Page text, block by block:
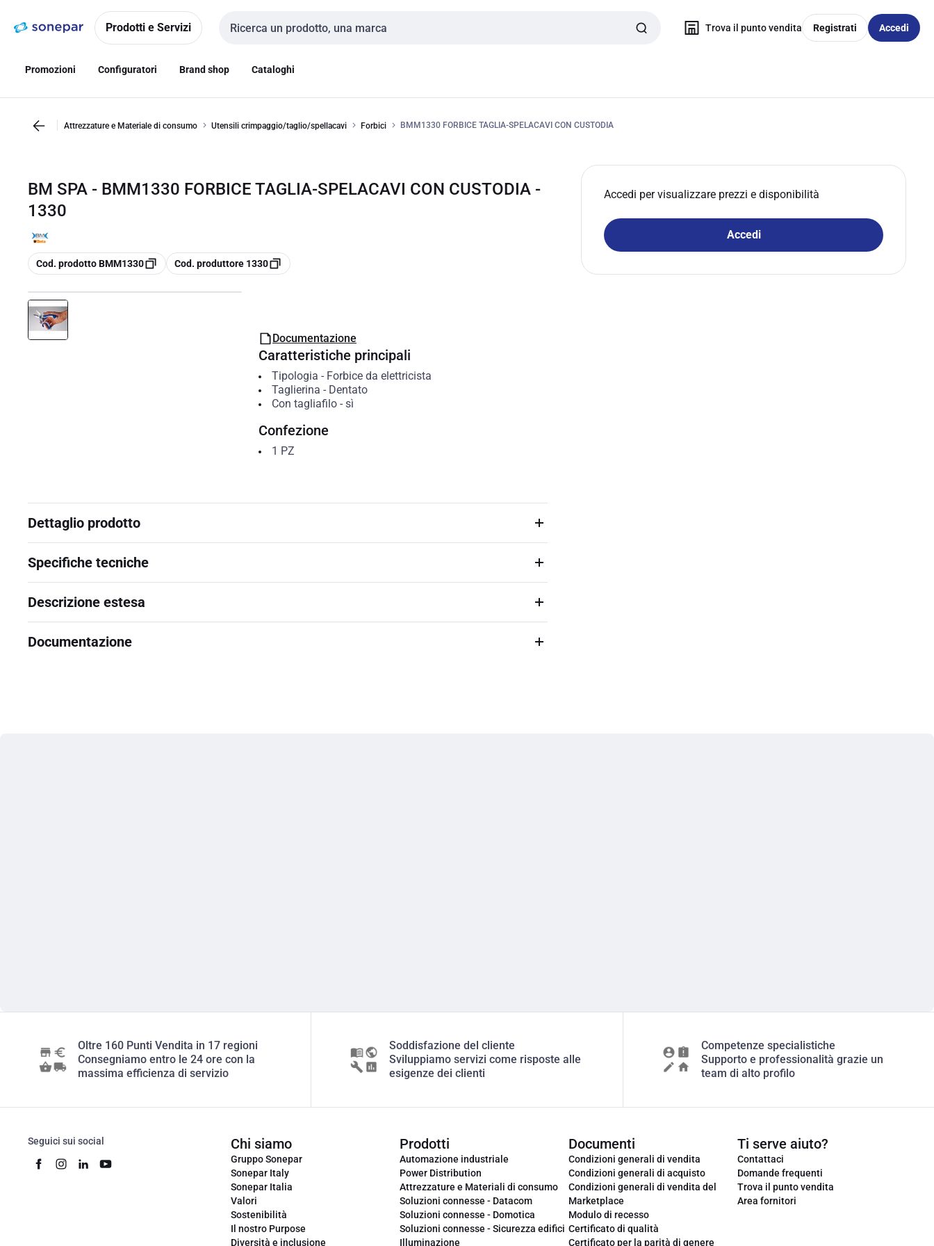
navigazionealla
Prodotti e Servizi
Cerca input
Trova il punto vendita Registrati Accedi
Promozioni Configuratori Brand shop Cataloghi
Attrezzature e Materiale di consumo Utensili crimpaggio/taglio/spellacavi Forbici BMM1330 FORBICE TAGLIA-SPELACAVI CON CUSTODIA
BM SPA - BMM1330 FORBICE TAGLIA-SPELACAVI CON CUSTODIA -
1330
copia
Cod. prodotto BMM1330 copia
Cod. produttore 1330
Accedi per visualizzare prezzi e disponibilità
Accedi
Documentazione
Caratteristiche principali
Tipologia - Forbice da elettricista
Taglierina - Dentato
Con tagliafilo- sì
Confezione
1 PZ
Dettaglio prodotto
Specifiche tecniche
Descrizione estesa
Documentazione
Oltre 160 Punti Vendita in 17 regioni
Consegniamo entro le 24 ore con la
massima efficienza di servizio
Soddisfazione del cliente
Sviluppiamo servizi come risposte alle
esigenze dei clienti
Competenze specialistiche
Supporto e professionalità grazie un
team di alto profilo
Seguici sui social Chi siamo
Gruppo Sonepar
Sonepar Italy
Sonepar Italia
Valori
Sostenibilità
Il nostro Purpose
Diversità e inclusione
Prodotti
Automazione industriale
Power Distribution
Attrezzature e Materiali di consumo
Soluzioni connesse - Datacom
Soluzioni connesse - Domotica
Soluzioni connesse - Sicurezza edifici
Illuminazione
Documenti
Condizioni generali di vendita
Condizioni generali di acquisto
Condizioni generali di vendita del
Marketplace
Modulo di recesso
Certificato di qualità
Certificato per la parità di genere
Ti serve aiuto?
Contattaci
Domande frequenti
Trova il punto vendita
Area fornitori